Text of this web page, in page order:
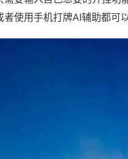
使用手机打牌AI辅助都可